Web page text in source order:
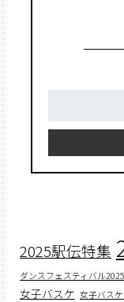
2025駅伝特集
ダンスフェスティバル2025
女子バスケ 女子バス